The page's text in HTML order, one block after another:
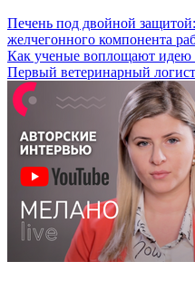
Печень под двойной
желчегонного компонента
Как ученые воплощают идею
Первый ветеринарный